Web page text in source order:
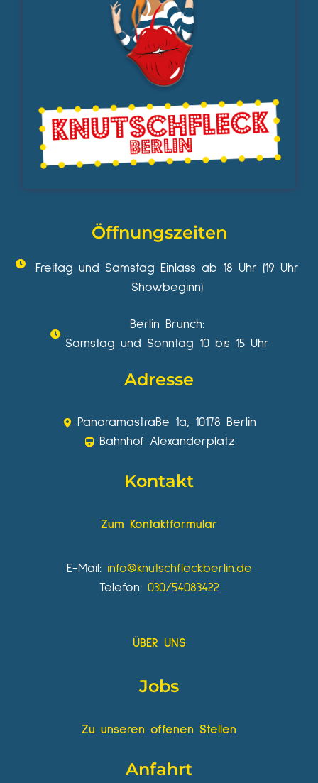
Öffnungszeiten
Freitag und Samstag Einlass ab 18 Uhr (19 Uhr
Showbeginn)
Berlin Brunch:
Samstag und Sonntag 10 bis 15 Uhr
Adresse
Panoramastraße 1a, 10178 Berlin
Bahnhof Alexanderplatz
Kontakt
Zum Kontaktformular
E-Mail: info@knutschfleckberlin.de
Telefon: 030/54083422
ÜBER UNS
Jobs
Zu unseren offenen Stellen
Anfahrt